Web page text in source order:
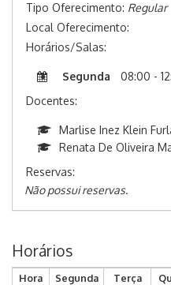
Tipo Oferecimento: Regular
Local Oferecimento:
Horários/Salas:
Segunda
08:00 -
Docentes:
Marlise Inez Klein
Renata De Oliveira
Reservas:
Não possui reservas.
Horários
Hora Segunda Terça